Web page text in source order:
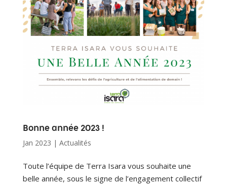
Bonne année 2023 !
Jan 2023 | Actualités
Toute l’équipe de Terra Isara vous souhaite une
belle année, sous le signe de l’engagement collectif